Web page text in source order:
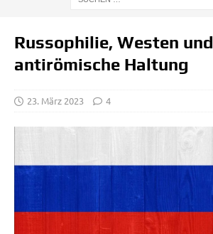
Russophilie, Westen und
antirömische Haltung
23. März 2023 4